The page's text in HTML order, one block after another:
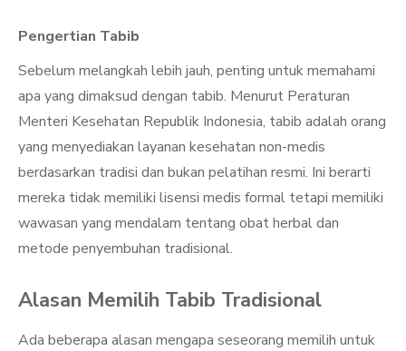
Pengertian Tabib
Sebelum melangkah lebih jauh, penting untuk memahami
apa yang dimaksud dengan tabib. Menurut Peraturan
Menteri Kesehatan Republik Indonesia, tabib adalah orang
yang menyediakan layanan kesehatan non-medis
berdasarkan tradisi dan bukan pelatihan resmi. Ini berarti
mereka tidak memiliki lisensi medis formal tetapi memiliki
wawasan yang mendalam tentang obat herbal dan
metode penyembuhan tradisional.
Alasan Memilih Tabib Tradisional
Ada beberapa alasan mengapa seseorang memilih untuk